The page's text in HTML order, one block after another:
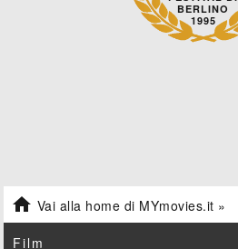
BERLINO
1995
 Vai alla home di MYmovies.it »
Film